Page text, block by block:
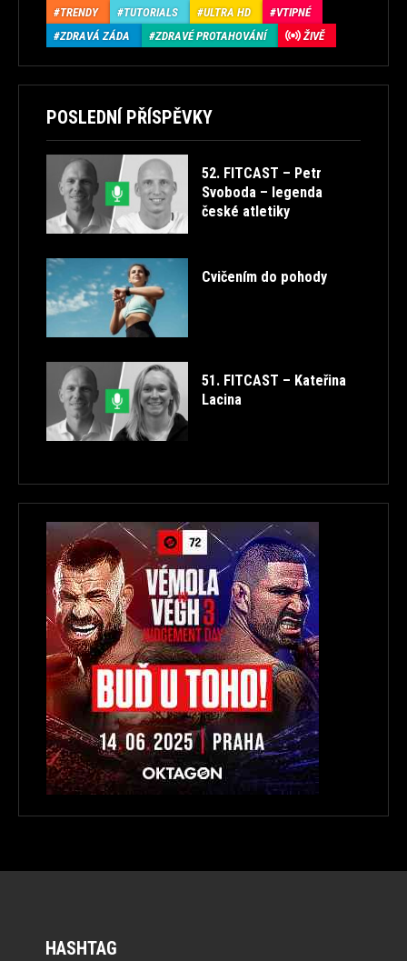
TRENDY
TUTORIALS ULTRA HD
VTIPNÉ
ZDRAVÁ ZÁDA
ZDRAVÉ PROTAHOVÁNÍ ŽIVĚ
POSLEDNÍ PŘÍSPĚVKY
52. FITCAST – Petr
Svoboda – legenda
české atletiky
Cvičením do pohody
51. FITCAST – Kateřina
Lacina
HASHTAG